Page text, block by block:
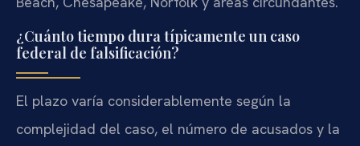
¿Cuánto tiempo dura típicamente un caso
federal de falsificación?
El plazo varía considerablemente según la
complejidad del caso, el número de acusados y la